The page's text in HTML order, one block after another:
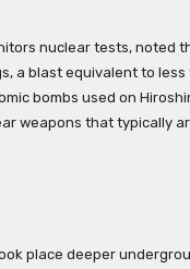
nuclear tests, noted
a blast equivalent to less
bombs used on
weapons that typically
place deeper